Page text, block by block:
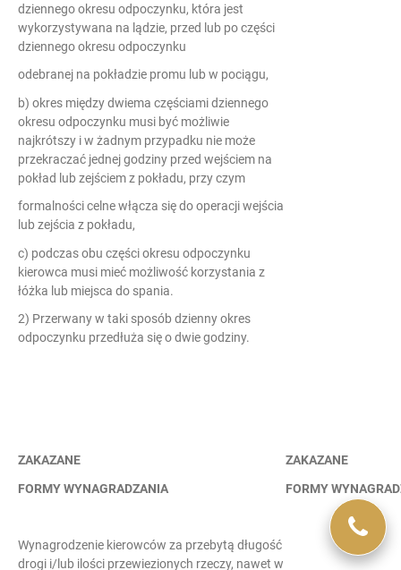
dziennego okresu odpoczynku, która jest
wykorzystywana na lądzie, przed lub po części
dziennego okresu odpoczynku
odebranej na pokładzie promu lub w pociągu,
b) okres między dwiema częściami dziennego
okresu odpoczynku musi być możliwie
najkrótszy i w żadnym przypadku nie może
przekraczać jednej godziny przed wejściem na
pokład lub zejściem z pokładu, przy czym
formalności celne włącza się do operacji wejścia
lub zejścia z pokładu,
c) podczas obu części okresu odpoczynku
kierowca musi mieć możliwość korzystania z
łóżka lub miejsca do spania.
2) Przerwany w taki sposób dzienny okres
odpoczynku przedłuża się o dwie godziny.
ZAKAZANE
FORMY WYNAGRADZANIA
ZAKAZANE
FORMY
Wynagrodzenie kierowców za przebytą długość
drogi i/lub ilości przewiezionych rzeczy, nawet w